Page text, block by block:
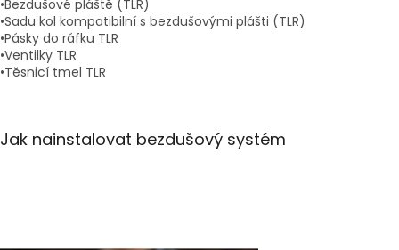
•Bezdušové pláště (TLR)
•Sadu kol kompatibilní s bezdušovými plášti (TLR)
•Pásky do ráfku TLR
•Ventilky TLR
•Těsnicí tmel TLR
Jak nainstalovat bezdušový systém